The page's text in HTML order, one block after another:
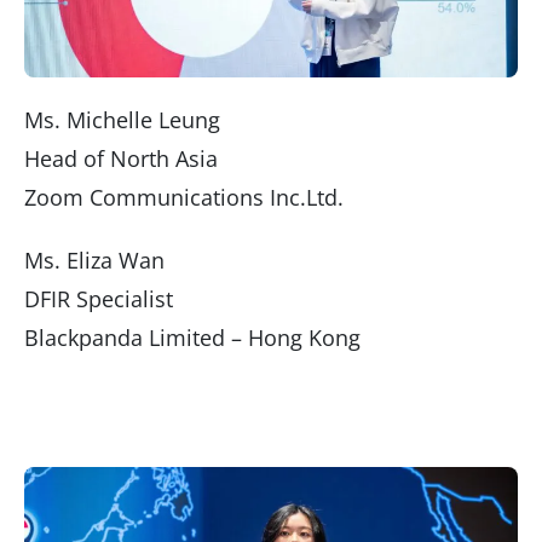
Ms. Michelle Leung
Head of North Asia
Zoom Communications Inc.Ltd.
Ms. Eliza Wan
DFIR Specialist
Blackpanda Limited – Hong Kong